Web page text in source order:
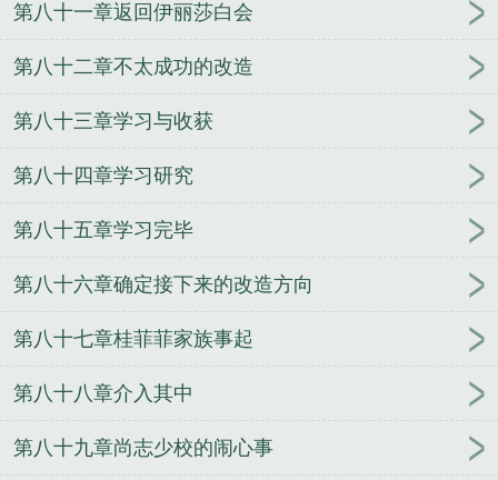
第八十一章返回伊丽莎白会
第八十二章不太成功的改造
第八十三章学习与收获
第八十四章学习研究
第八十五章学习完毕
第八十六章确定接下来的改造方向
第八十七章桂菲菲家族事起
第八十八章介入其中
第八十九章尚志少校的闹心事